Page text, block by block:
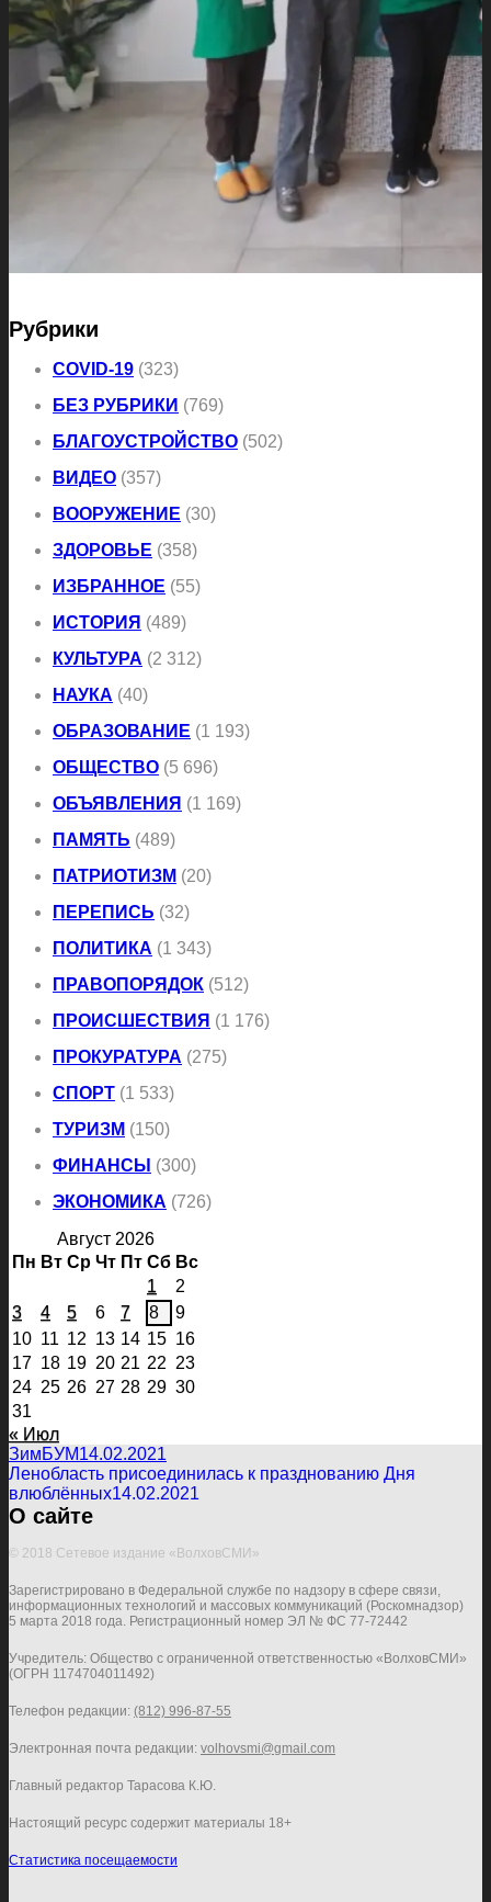
Рубрики
COVID-19 (323)
БЕЗ РУБРИКИ (769)
БЛАГОУСТРОЙСТВО (502)
ВИДЕО (357)
ВООРУЖЕНИЕ (30)
ЗДОРОВЬЕ (358)
ИЗБРАННОЕ (55)
ИСТОРИЯ (489)
КУЛЬТУРА (2 312)
НАУКА (40)
ОБРАЗОВАНИЕ (1 193)
ОБЩЕСТВО (5 696)
ОБЪЯВЛЕНИЯ (1 169)
ПАМЯТЬ (489)
ПАТРИОТИЗМ (20)
ПЕРЕПИСЬ (32)
ПОЛИТИКА (1 343)
ПРАВОПОРЯДОК (512)
ПРОИСШЕСТВИЯ (1 176)
ПРОКУРАТУРА (275)
СПОРТ (1 533)
ТУРИЗМ (150)
ФИНАНСЫ (300)
ЭКОНОМИКА (726)
Август 2026
Пн Вт Ср Чт Пт Сб Вс
1
2
3
4 5 6 7 8
9
10 11 12 13 14 15 16
17 18 19 20 21 22 23
24 25 26 27 28 29 30
31
« Июл
ЗимБУМ14.02.2021
Ленобласть присоединилась к празднованию Дня
влюблённых14.02.2021
О сайте
© 2018 Сетевое издание «ВолховСМИ»
Зарегистрировано в Федеральной службе по надзору в сфере связи,
информационных технологий и массовых коммуникаций (Роскомнадзор)
5 марта 2018 года. Регистрационный номер ЭЛ № ФС 77-72442
Учредитель: Общество с ограниченной ответственностью «ВолховСМИ»
(ОГРН 1174704011492)
Телефон редакции: (812) 996-87-55
Электронная почта редакции: volhovsmi@gmail.com
Главный редактор Тарасова К.Ю.
Настоящий ресурс содержит материалы 18+
Статистика посещаемости